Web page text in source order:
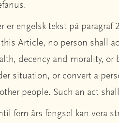
er engelsk tekst på
this Article, no person shall
decency and morality, or
situation, or convert a
people. Such an act
fem års fengsel kan vera